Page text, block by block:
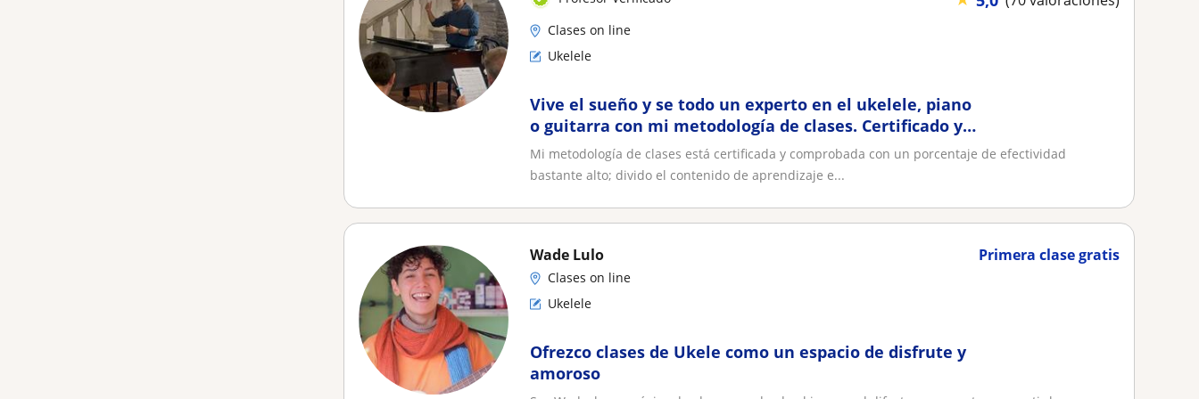
Clases on line
Ukelele
Vive el sueño y se todo un experto en el ukelele, piano
o guitarra con mi metodología de clases. Certificado y
Comprobado, en 16 semanas tocas
Mi metodología de clases está certificada y comprobada con un porcentaje de efectividad
bastante alto; divido el contenido de aprendizaje e...
Primera clase gratis
Wade Lulo
Clases on line
Ukelele
Ofrezco clases de Ukele como un espacio de disfrute y
amoroso